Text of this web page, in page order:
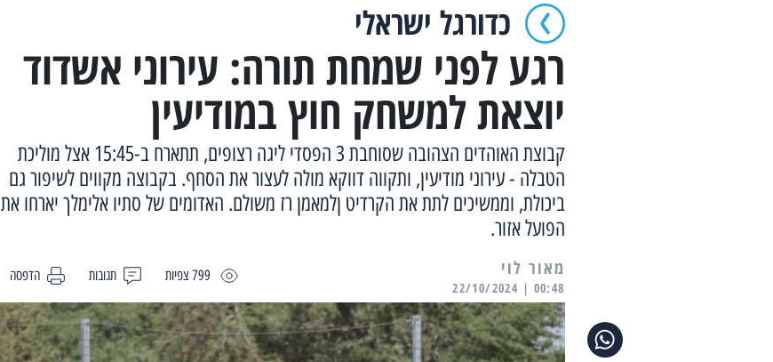
כדורגל ישראלי
רגע לפני שמחת תורה: עירוני אשדוד
יוצאת למשחק חוץ במודיעין
קבוצת האוהדים הצהובה שסוחבת 3 הפסדי ליגה רצופים, תתארח ב-15:45 אצל מוליכת
הטבלה - עירוני מודיעין, ותקווה דווקא מולה לעצור את הסחף. בקבוצה מקווים לשיפור גם
ביכולת, וממשיכים לתת את הקרדיט ןלמאמן רז משולם. האדומים של סתיו אלימלך יארחו את
הפועל אזור.
799 צפיות תגובות הדפסה מאור לוי
00:48 | 22/10/2024